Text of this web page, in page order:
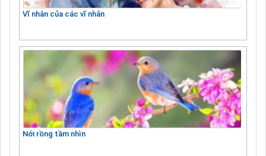
Vĩ nhân của các vĩ nhân
Nới rồng tầm nhìn